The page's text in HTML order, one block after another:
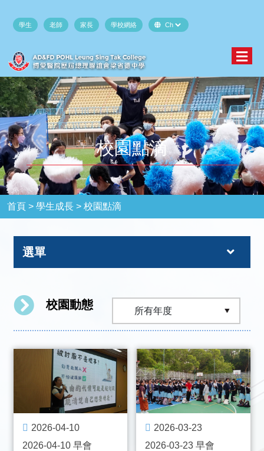
學生 老師 家長 學校網絡
校園點滴
首頁 > 學生成長 >校園點滴
選單
校園動態
2026-04-10
2026-04-10 早會
2026-03-23
2026-03-23 早會